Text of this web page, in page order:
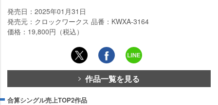
発売日：2025年01月31日
発売元：クロックワークス 品番：KWXA-3164
価格：19,800円（税込）
作品一覧を見る
合算シングル売上TOP2作品